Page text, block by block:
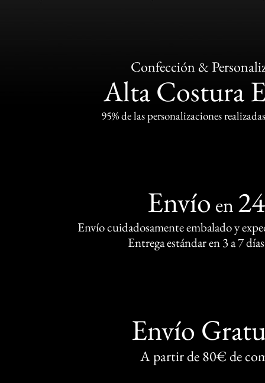
Confección &
Alta Costura
95% de las personalizaciones
Envío en
Envío cuidadosamente embalado y
Entrega estándar en 3 a 7
Envío
A partir de 80€ de